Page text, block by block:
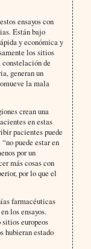
ensayos con
Están bajo
y económica y
los sitios
constelación de
generan un
la mala
crean una
en estas
pacientes puede
puede estar en
por un
más cosas con
por lo que el
farmacéuticas
los ensayos.
europeos
hubieran estado